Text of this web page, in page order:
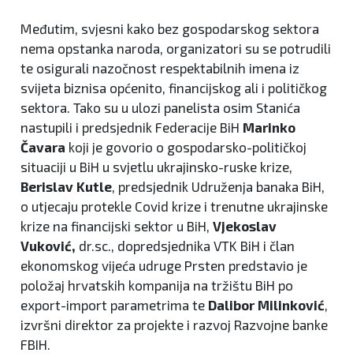
Međutim, svjesni kako bez gospodarskog sektora
nema opstanka naroda, organizatori su se potrudili
te osigurali nazočnost respektabilnih imena iz
svijeta biznisa općenito, financijskog ali i političkog
sektora. Tako su u ulozi panelista osim Stanića
nastupili i predsjednik Federacije BiH Marinko
Čavara koji je govorio o gospodarsko-političkoj
situaciji u BiH u svjetlu ukrajinsko-ruske krize,
Berislav Kutle , predsjednik Udruženja banaka BiH,
o utjecaju protekle Covid krize i trenutne ukrajinske
krize na financijski sektor u BiH, Vjekoslav
Vuković, dr.sc., dopredsjednika VTK BiH i član
ekonomskog vijeća udruge Prsten predstavio je
položaj hrvatskih kompanija na tržištu BiH po
export-import parametrima te Dalibor Milinković
izvršni direktor za projekte i razvoj Razvojne banke
FBIH.